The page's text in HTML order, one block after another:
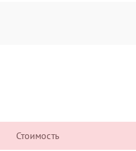
Стоимость